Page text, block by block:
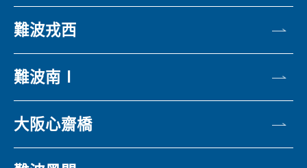
難波戎西
難波南Ⅰ
大阪心齋橋